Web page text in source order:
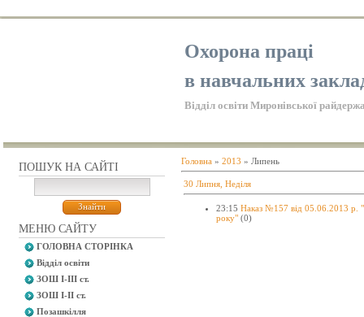
Охорона праці
в навчальних
Відділ освіти Миронівської
ПОШУК НА САЙТІ
МЕНЮ САЙТУ
ГОЛОВНА СТОРІНКА
Відділ освіти
ЗОШ І-ІІІ ст.
ЗОШ І-ІІ ст.
Позашкілля
Головна » 2013 » Липень
30 Липня, Неділя
23:15 Наказ №157 від 05.06.2013 р.
року" (0)